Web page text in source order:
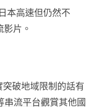
本高速但仍然不
片。
破地域限制的話有
流平台觀賞其他國